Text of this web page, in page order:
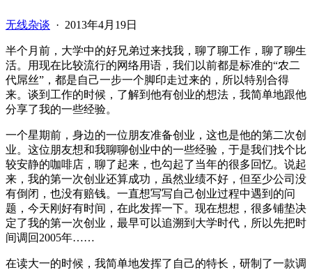
无线杂谈 · 2013年4月19日
半个月前，大学中的好兄弟过来找我，聊了聊工作，聊了聊生
活。用现在比较流行的网络用语，我们以前都是标准的“农二
代屌丝”，都是自己一步一个脚印走过来的，所以特别合得
来。谈到工作的时候，了解到他有创业的想法，我简单地跟他
分享了我的一些经验。
一个星期前，身边的一位朋友准备创业，这也是他的第二次创
业。这位朋友想和我聊聊创业中的一些经验，于是我们找个比
较安静的咖啡店，聊了起来，也勾起了当年的很多回忆。说起
来，我的第一次创业还算成功，虽然业绩不好，但至少公司没
有倒闭，也没有赔钱。一直想写写自己创业过程中遇到的问
题，今天刚好有时间，在此发挥一下。现在想想，很多铺垫决
定了我的第一次创业，最早可以追溯到大学时代，所以先把时
间调回2005年……
在读大一的时候，我简单地发挥了自己的特长，研制了一款调